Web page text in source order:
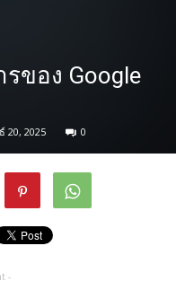
ของ Google
20, 2025 0
-